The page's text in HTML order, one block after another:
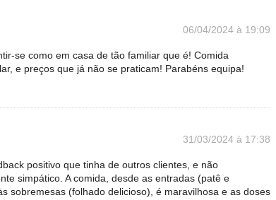
06/04/2024 à 19:09
se como em casa de tão familiar que é! Comida
e preços que já não se praticam! Parabéns equipa!
31/03/2024 à 17:38
positivo que tinha de outros clientes, e não
simpático. A comida, desde as entradas (patê e
sobremesas (folhado delicioso), é maravilhosa e as doses